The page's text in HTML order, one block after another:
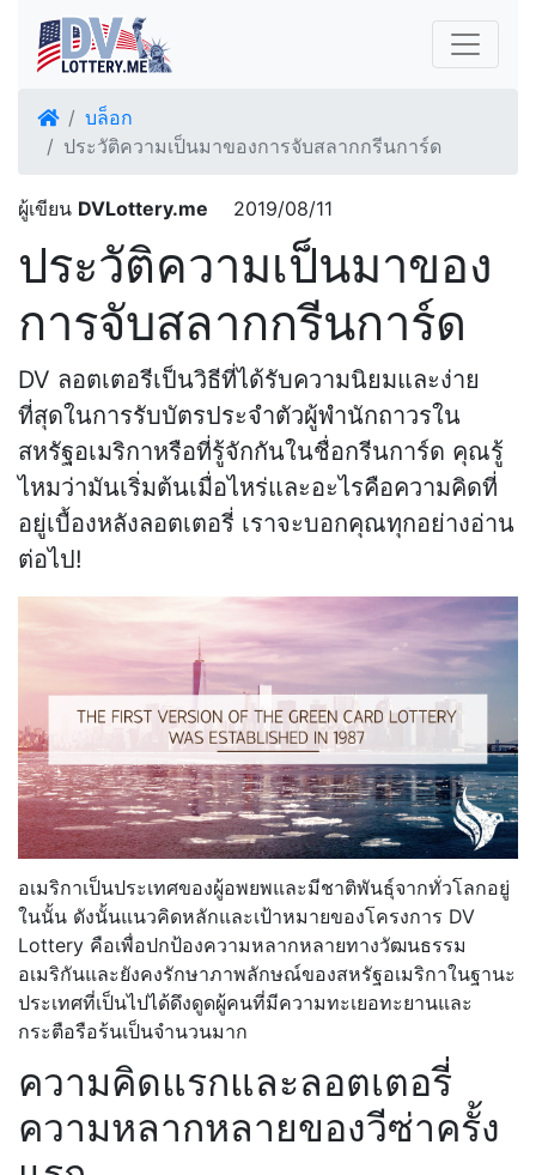
บล็อก
ประวัติความเป็นมาของการจับสลากกรีนการ์ด
ผู้เขียน DVLottery.me 2019/08/11
ประวัติความเป็นมาของ
การจับสลากกรีนการ์ด
DV ลอตเตอรีเป็นวิธีที่ได้รับความนิยมและง่าย
ที่สุดในการรับบัตรประจำตัวผู้พำนักถาวรใน
สหรัฐอเมริกาหรือที่รู้จักกันในชื่อกรีนการ์ด คุณรู้
ไหมว่ามันเริ่มต้นเมื่อไหร่และอะไรคือความคิดที่
อยู่เบื้องหลังลอตเตอรี่ เราจะบอกคุณทุกอย่างอ่าน
ต่อไป!
อเมริกาเป็นประเทศของผู้อพยพและมีชาติพันธุ์จากทั่วโลกอยู่
ในนั้น ดังนั้นแนวคิดหลักและเป้าหมายของโครงการ DV
Lottery คือเพื่อปกป้องความหลากหลายทางวัฒนธรรม
อเมริกันและยังคงรักษาภาพลักษณ์ของสหรัฐอเมริกาในฐานะ
ประเทศที่เป็นไปได้ดึงดูดผู้คนที่มีความทะเยอทะยานและ
กระตือรือร้นเป็นจำนวนมาก
ความคิดแรกและลอตเตอรี่
ความหลากหลายของวีซ่าครั้ง